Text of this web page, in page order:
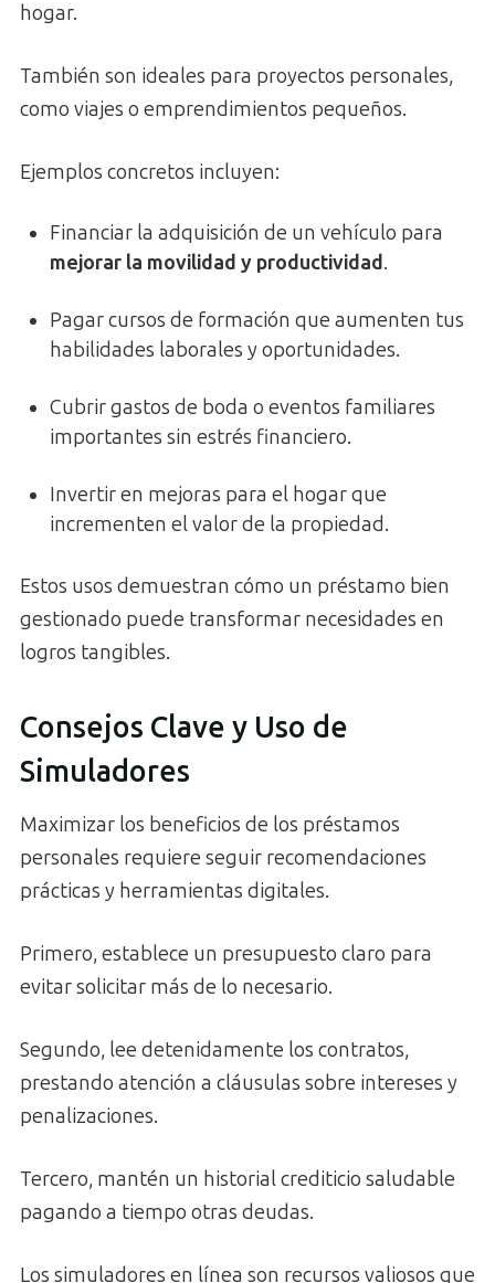
hogar.
También son ideales para proyectos personales,
como viajes o emprendimientos pequeños.
Ejemplos concretos incluyen:
Financiar la adquisición de un vehículo para
mejorar la movilidad y productividad.
Pagar cursos de formación que aumenten tus
habilidades laborales y oportunidades.
Cubrir gastos de boda o eventos familiares
importantes sin estrés financiero.
Invertir en mejoras para el hogar que
incrementen el valor de la propiedad.
Estos usos demuestran cómo un préstamo bien
gestionado puede transformar necesidades en
logros tangibles.
Consejos Clave y Uso de
Simuladores
Maximizar los beneficios de los préstamos
personales requiere seguir recomendaciones
prácticas y herramientas digitales.
Primero, establece un presupuesto claro para
evitar solicitar más de lo necesario.
Segundo, lee detenidamente los contratos,
prestando atención a cláusulas sobre intereses y
penalizaciones.
Tercero, mantén un historial crediticio saludable
pagando a tiempo otras deudas.
Los simuladores en línea son recursos valiosos que